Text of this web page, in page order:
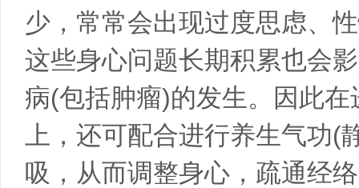
少，常常会出现过度思虑、
这些身心问题长期积累也会
病(包括肿瘤)的发生。因此
上，还可配合进行养生气功
吸，从而调整身心，疏通经